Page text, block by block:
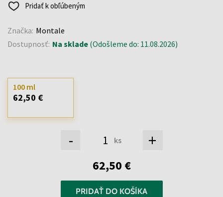
Pridať k obľúbeným
Značka: Montale
Dostupnosť: Na sklade (Odošleme do: 11.08.2026)
- ks +
100 ml
62,50 €
62,50 €
PRIDAŤ DO KOŠÍKA